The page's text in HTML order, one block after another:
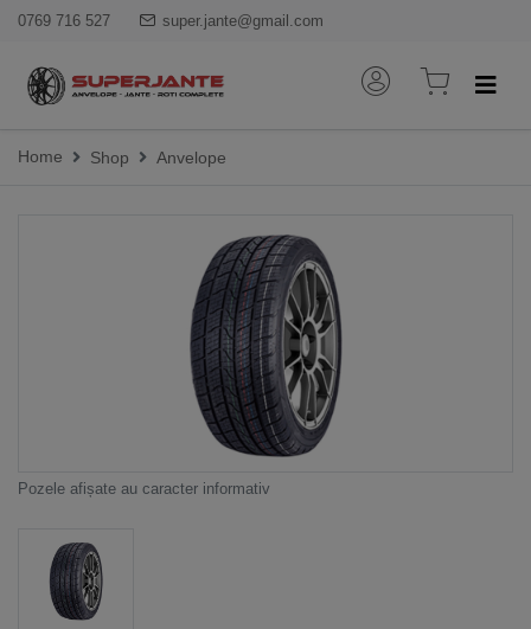
0769 716 527 super.jante@gmail.com
Home Shop Anvelope
Pozele afișate au caracter informativ